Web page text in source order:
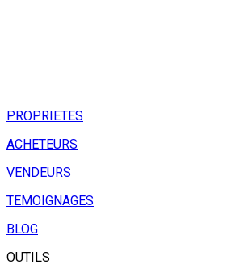
PROPRIETES
ACHETEURS
VENDEURS
TEMOIGNAGES
BLOG
OUTILS